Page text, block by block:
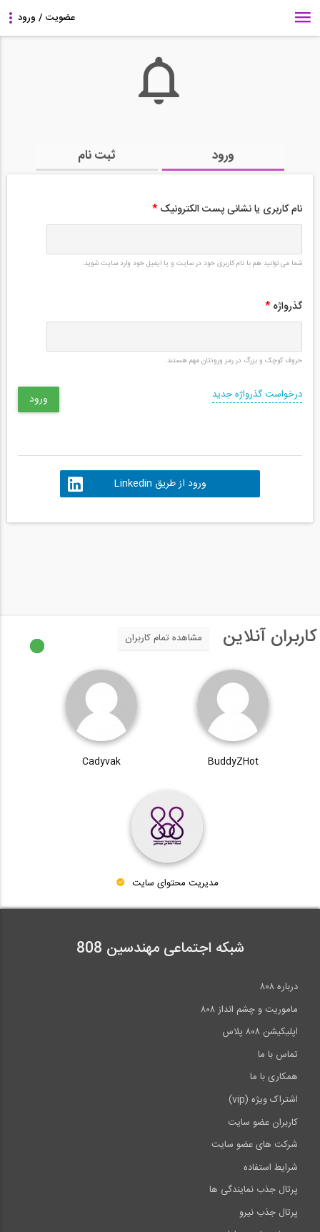
ورود ثبت نام
نام کاربری یا نشانی پست الکترونیک *
شما می توانید هم با نام کاربری خود در سایت و یا ایمیل خود وارد سایت شوید.
گذرواژه *
حروف کوچک و بزرگ در رمز ورودتان مهم هستند.
درخواست گذرواژه جدید
ورود از طریق Linkedin
کاربران آنلاین مشاهده تمام کاربران
BuddyZHot
Cadyvak
مدیریت محتوای سایت
شبکه اجتماعی مهندسین 808
درباره ۸۰۸
ماموریت و چشم انداز ۸۰۸
اپلیکیشن ۸۰۸ پلاس
تماس با ما
همکاری با ما
اشتراک ویژه (vip)
کاربران عضو سایت
شرکت های عضو سایت
شرایط استفاده
پرتال جذب نمایندگی ها
پرتال جذب نیرو